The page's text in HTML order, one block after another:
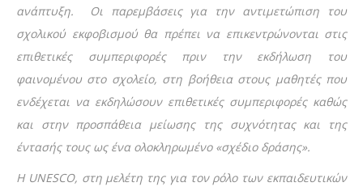
ανάπτυξη. Οι παρεμβάσεις για την αντιμετώπιση του
σχολικού εκφοβισμού θα πρέπει να επικεντρώνονται στις
επιθετικές συμπεριφορές πριν την εκδήλωση του
φαινομένου στο σχολείο, στη βοήθεια στους μαθητές που
ενδέχεται να εκδηλώσουν επιθετικές συμπεριφορές καθώς
και στην προσπάθεια μείωσης της συχνότητας και της
έντασής τους ως ένα ολοκληρωμένο «σχέδιο δράσης».
Η UNESCO, στη μελέτη της για τον ρόλο των εκπαιδευτικών